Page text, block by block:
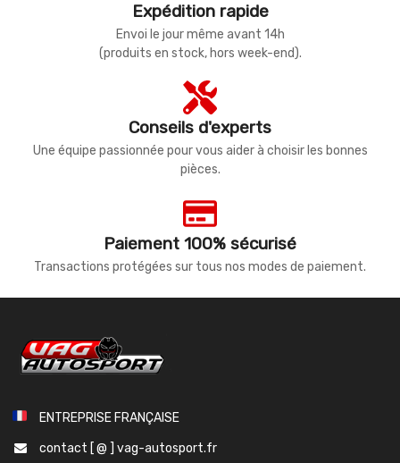
Expédition rapide
Envoi le jour même avant 14h
(produits en stock, hors week-end).
Conseils d'experts
Une équipe passionnée pour vous aider à choisir les bonnes
pièces.
Paiement 100% sécurisé
Transactions protégées sur tous nos modes de paiement.
ENTREPRISE FRANÇAISE
contact [ @ ] vag-autosport.fr